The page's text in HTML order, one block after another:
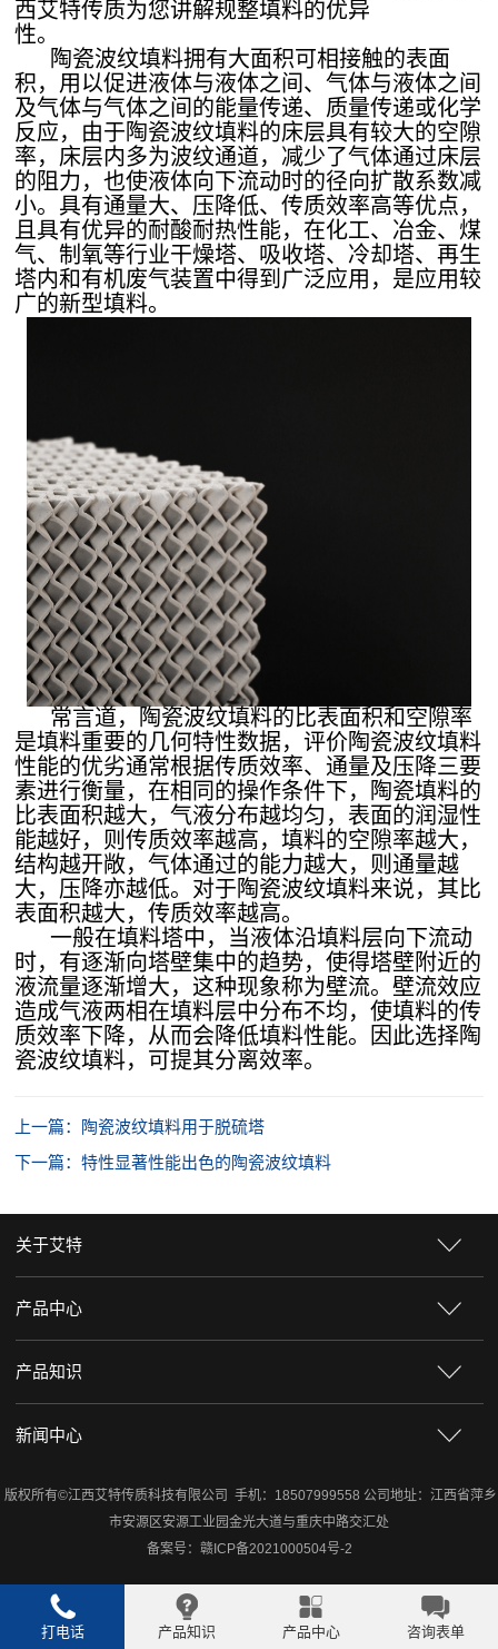
西艾特传质为您讲解规整填料的优异
性。
陶瓷波纹填料拥有大面积可相接触的表面
积，用以促进液体与液体之间、气体与液体之间
及气体与气体之间的能量传递、质量传递或化学
反应，由于陶瓷波纹填料的床层具有较大的空隙
率，床层内多为波纹通道，减少了气体通过床层
的阻力，也使液体向下流动时的径向扩散系数减
小。具有通量大、压降低、传质效率高等优点，
且具有优异的耐酸耐热性能，在化工、冶金、煤
气、制氧等行业干燥塔、吸收塔、冷却塔、再生
塔内和有机废气装置中得到广泛应用，是应用较
广的新型填料。
常言道，陶瓷波纹填料的比表面积和空隙率
是填料重要的几何特性数据，评价陶瓷波纹填料
性能的优劣通常根据传质效率、通量及压降三要
素进行衡量，在相同的操作条件下，陶瓷填料的
比表面积越大，气液分布越均匀，表面的润湿性
能越好，则传质效率越高，填料的空隙率越大，
结构越开敞，气体通过的能力越大，则通量越
大，压降亦越低。对于陶瓷波纹填料来说，其比
表面积越大，传质效率越高。
一般在填料塔中，当液体沿填料层向下流动
时，有逐渐向塔壁集中的趋势，使得塔壁附近的
液流量逐渐增大，这种现象称为壁流。壁流效应
造成气液两相在填料层中分布不均，使填料的传
质效率下降，从而会降低填料性能。因此选择陶
瓷波纹填料，可提其分离效率。
上一篇：陶瓷波纹填料用于脱硫塔
下一篇：特性显著性能出色的陶瓷波纹填料
关于艾特
产品中心
产品知识
新闻中心
版权所有©江西艾特传质科技有限公司 手机：18507999558 公司地址：江西省萍乡
市安源区安源工业园金光大道与重庆中路交汇处
备案号： 赣ICP备2021000504号-2
打电话 产品知识 产品中心 咨询表单